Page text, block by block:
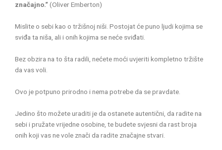
značajno.“(Oliver Emberton)
Mislite o sebi kao o tržišnoj niši. Postojat će puno ljudi kojima se
sviđa ta niša, ali i onih kojima se neće sviđati.
Bez obzira na to šta radili, nećete moći uvjeriti kompletno tržište
da vas voli.
Ovo je potpuno prirodno i nema potrebe da se pravdate.
Jedino što možete uraditi je da ostanete autentični, da radite na
sebi i pružate vrijedne osobine, te budete svjesni da rast broja
onih koji vas ne vole znači da radite značajne stvari.